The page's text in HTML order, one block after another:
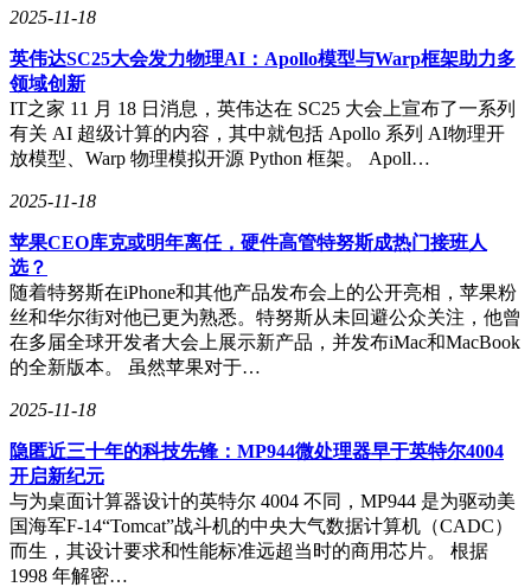
技G特调机械轴在顺滑手感方面进行了单独优化，触底声音清
拆解后可以看到，罗技G闪逸龙G316 X键盘的内胆采用平面连
体式Gasket结构，底层高弹性硅胶垫边缘有13个连体橡胶卡
扣，嵌套在底壳凹槽上，有效减少了震动和噪音。上壳内层有
加固结构，对应灯带位置设计有齿状柔光带，确保了灯光效果
进一步消除了空腔音。底壳厚度达到2.57mm，底部硅胶垫对
应每个键位部分都有突起的胶粒，有效抵住轴体中柱底壳，提
升了轴体的消噪和止震效果。
在软件支持方面，罗技G闪逸龙G316 X键盘通过G-HUB软件
提供了丰富的自定义选项，包括灯光效果设置、按键功能定
义、游戏模式设置和回报率切换等。键盘支持8KHz回报率，
满足了高端游戏玩家对响应速度的极致追求。软件还支持自动
识别Steam平台的游戏，并可以设置配置文件关联，进一步提
在实际使用中，罗技G闪逸龙G316 X键盘的按键触底保持了硬
朗风格，但没有任何空腔音，触底声音被罗技官方称为悦耳的
坚果音。相比传统的Gasket板簧铝坨坨键盘，声音没有那么
脆，但大键位边缘触发非常丝滑，整体手感优秀。罗技针对自
家轴体研发的防抖动算法，考虑到了长时间重度使用的情况，
2025-11-18
英伟达SC25大会发力物理AI：Apollo模型与Warp框架助力多
领域创新
IT之家 11 月 18 日消息，英伟达在 SC25 大会上宣布了一系列
有关 AI 超级计算的内容，其中就包括 Apollo 系列 AI物理开
放模型、Warp 物理模拟开源 Python 框架。 Apoll…
2025-11-18
苹果CEO库克或明年离任，硬件高管特努斯成热门接班人
选？
随着特努斯在iPhone和其他产品发布会上的公开亮相，苹果粉
丝和华尔街对他已更为熟悉。特努斯从未回避公众关注，他曾
在多届全球开发者大会上展示新产品，并发布iMac和MacBook
的全新版本。 虽然苹果对于…
2025-11-18
隐匿近三十年的科技先锋：MP944微处理器早于英特尔4004
开启新纪元
与为桌面计算器设计的英特尔 4004 不同，MP944 是为驱动美
国海军F-14“Tomcat”战斗机的中央大气数据计算机（CADC）
而生，其设计要求和性能标准远超当时的商用芯片。 根据
1998 年解密…